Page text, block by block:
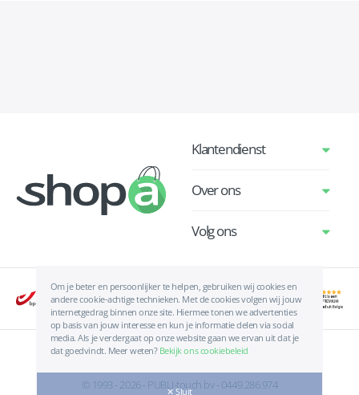
Om je beter en persoonlijker te helpen, gebruiken wij cookies en
andere cookie-achtige technieken. Met de cookies volgen wij jouw
internetgedrag binnen onze site. Hiermee tonen we advertenties
op basis van jouw interesse en kun je informatie delen via social
media. Als je verdergaat op onze website gaan we ervan uit dat je
dat goedvindt. Meer weten? Bekijk ons cookiebeleid
✕ Sluit
Klantendienst
Over ons
Volg ons
Algemene voorwaarden | Privacyverklaring
© 1993 - 2026 - PUBLI-touch bv - 0449.286.974